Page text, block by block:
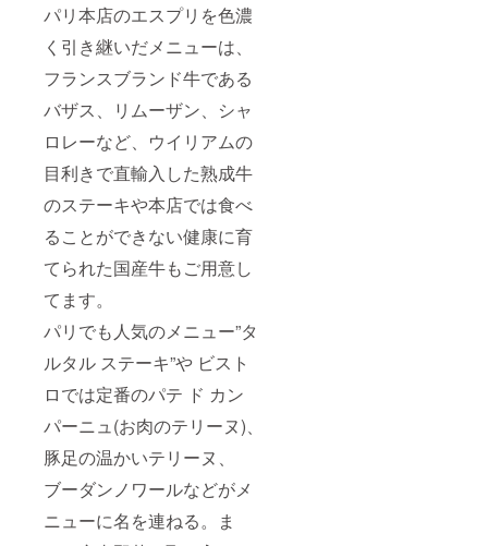
パリ本店のエスプリを色濃
く引き継いだメニューは、
フランスブランド牛である
バザス、リムーザン、シャ
ロレーなど、ウイリアムの
目利きで直輸入した熟成牛
のステーキや本店では食べ
ることができない健康に育
てられた国産牛もご用意し
てます。
パリでも人気のメニュー”タ
ルタル ステーキ”や ビスト
ロでは定番のパテ ド カン
パーニュ(お肉のテリーヌ)、
豚足の温かいテリーヌ、
ブーダンノワールなどがメ
ニューに名を連ねる。ま